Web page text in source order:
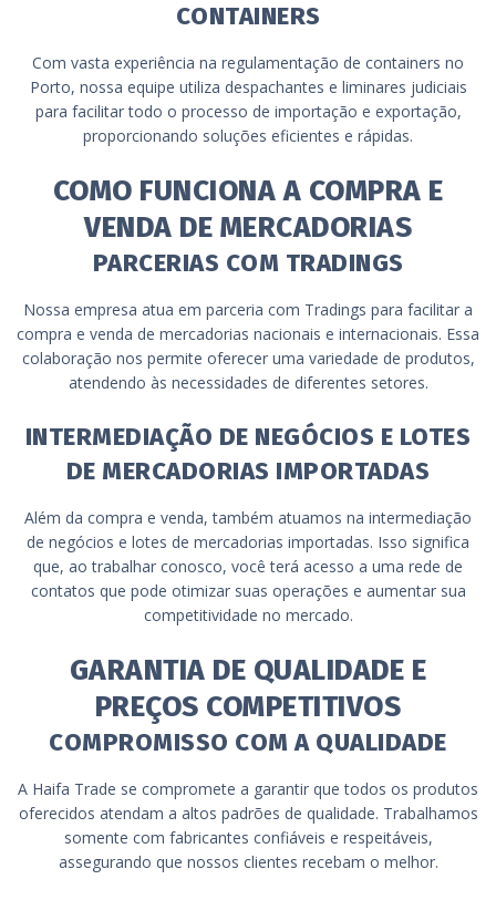
CONTAINERS
Com vasta experiência na regulamentação de containers no
Porto, nossa equipe utiliza despachantes e liminares judiciais
para facilitar todo o processo de importação e exportação,
proporcionando soluções eficientes e rápidas.
COMO FUNCIONA A COMPRA E
VENDA DE MERCADORIAS
PARCERIAS COM TRADINGS
Nossa empresa atua em parceria com Tradings para facilitar a
compra e venda de mercadorias nacionais e internacionais. Essa
colaboração nos permite oferecer uma variedade de produtos,
atendendo às necessidades de diferentes setores.
INTERMEDIAÇÃO DE NEGÓCIOS E LOTES
DE MERCADORIAS IMPORTADAS
Além da compra e venda, também atuamos na intermediação
de negócios e lotes de mercadorias importadas. Isso significa
que, ao trabalhar conosco, você terá acesso a uma rede de
contatos que pode otimizar suas operações e aumentar sua
competitividade no mercado.
GARANTIA DE QUALIDADE E
PREÇOS COMPETITIVOS
COMPROMISSO COM A QUALIDADE
A Haifa Trade se compromete a garantir que todos os produtos
oferecidos atendam a altos padrões de qualidade. Trabalhamos
somente com fabricantes confiáveis e respeitáveis,
assegurando que nossos clientes recebam o melhor.